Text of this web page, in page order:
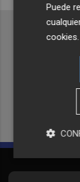
Puede
cookies